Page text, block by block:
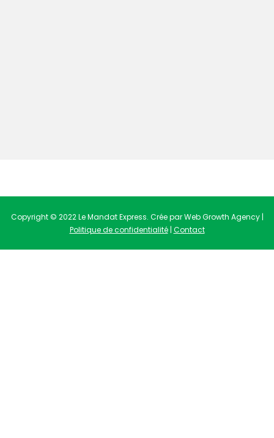
Copyright © 2022 Le Mandat Express. Crée par Web Growth Agency |
Politique de confidentialité| Contact